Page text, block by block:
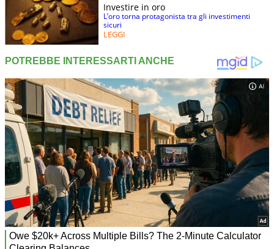
Investire in oro
L’oro torna protagonista tra gli investimenti
sicuri
LEGGI